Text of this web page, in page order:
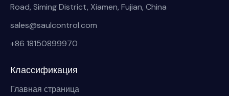
Road, Siming District, Xiamen, Fujian, China
sales@saulcontrol.com
+86 18150899970
Классификация
Главная страница